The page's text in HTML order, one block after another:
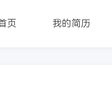
页 我的简历